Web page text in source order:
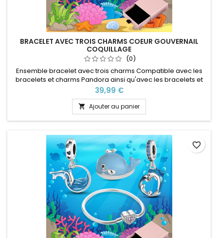
BRACELET AVEC TROIS CHARMS COEUR GOUVERNAIL
COQUILLAGE
(0)
Ensemble bracelet avec trois charms Compatible avec les
bracelets et charms Pandora ainsi qu'avec les bracelets et
charms de notre site idéal pour : Noël, Saint Valentin,
anniversaire, anniversaire de mariage Plusieurs tailles
disponible Pour la dimensions nous conseillons 2cm en plus
par rapport à la circonférence de votre poignet
Prix
39,99 €
 Ajouter au panier
favorite_border